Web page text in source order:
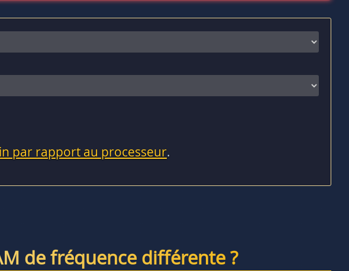
par rapport au processeur.
de fréquence différente ?